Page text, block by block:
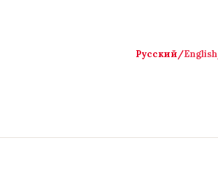
Русский/English